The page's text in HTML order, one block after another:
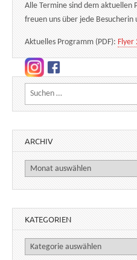
Alle Termine sind dem
freuen uns über jede Besucherin
Aktuelles Programm (PDF): Flyer
Suchen nach:
ARCHIV
Archiv
KATEGORIEN
Kategorien